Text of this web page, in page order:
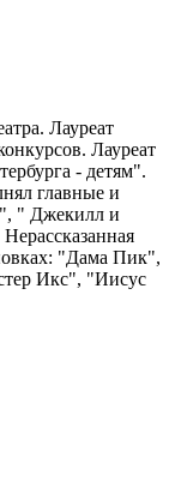
Лауреат
Лауреат
- детям".
главные и
" Джекилл и
"Дама Пик",
Икс", "Иисус